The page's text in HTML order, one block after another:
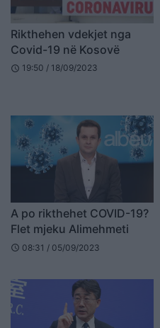
Rikthehen vdekjet nga
Covid-19 në Kosovë
schedule 19:50 / 18/09/2023
A po rikthehet COVID-19?
Flet mjeku Alimehmeti
schedule 08:31 / 05/09/2023